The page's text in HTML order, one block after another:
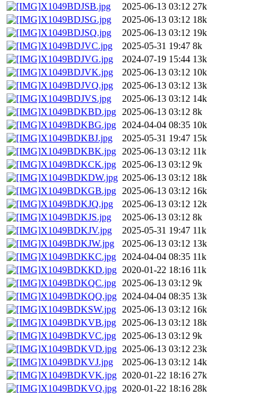
X1049BDJSB.jpg
2025-06-13 03:12 27k
X1049BDJSG.jpg
2025-06-13 03:12 18k
X1049BDJSQ.jpg
2025-06-13 03:12 19k
X1049BDJVC.jpg
2025-05-31 19:47 8k
X1049BDJVG.jpg
2024-07-19 15:44 13k
X1049BDJVK.jpg
2025-06-13 03:12 10k
X1049BDJVQ.jpg
2025-06-13 03:12 13k
X1049BDJVS.jpg
2025-06-13 03:12 14k
X1049BDKBD.jpg
2025-06-13 03:12 8k
X1049BDKBG.jpg
2024-04-04 08:35 10k
X1049BDKBJ.jpg
2025-05-31 19:47 15k
X1049BDKBK.jpg
2025-06-13 03:12 11k
X1049BDKCK.jpg
2025-06-13 03:12 9k
X1049BDKDW.jpg 2025-06-13 03:12 18k
X1049BDKGB.jpg
2025-06-13 03:12 16k
X1049BDKJQ.jpg
2025-06-13 03:12 12k
X1049BDKJS.jpg
2025-06-13 03:12 8k
X1049BDKJV.jpg
2025-05-31 19:47 11k
X1049BDKJW.jpg
2025-06-13 03:12 13k
X1049BDKKC.jpg
2024-04-04 08:35 11k
X1049BDKKD.jpg 2020-01-22 18:16 11k
X1049BDKQC.jpg
2025-06-13 03:12 9k
X1049BDKQQ.jpg 2024-04-04 08:35 13k
X1049BDKSW.jpg
2025-06-13 03:12 16k
X1049BDKVB.jpg
2025-06-13 03:12 18k
X1049BDKVC.jpg
2025-06-13 03:12 9k
X1049BDKVD.jpg 2025-06-13 03:12 23k
X1049BDKVJ.jpg
2025-06-13 03:12 14k
X1049BDKVK.jpg 2020-01-22 18:16 27k
X1049BDKVQ.jpg 2020-01-22 18:16 28k